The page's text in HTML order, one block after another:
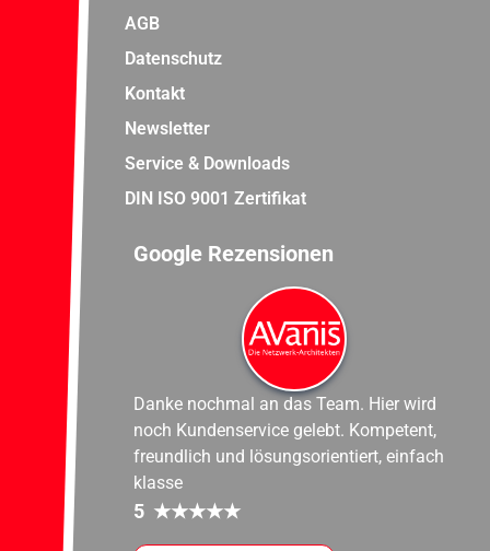
AGB
Datenschutz
Kontakt
Newsletter
Service & Downloads
DIN ISO 9001 Zertifikat
Google Rezensionen
Danke nochmal an das Team. Hier wird
noch Kundenservice gelebt. Kompetent,
freundlich und lösungsorientiert, einfach
klasse
5 ★★★★★